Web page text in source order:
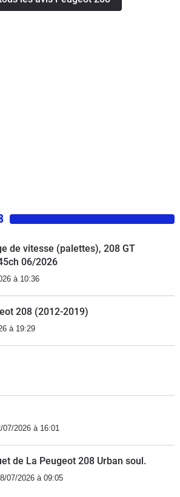
avant 5 ans ET 150000 km, c'est vrai
de vitesse (palettes), 208 GT
06/2026
à 10:36
208 (2012-2019)
à 19:29
07/2026 à 16:01
de La Peugeot 208 Urban soul.
07/2026 à 09:05